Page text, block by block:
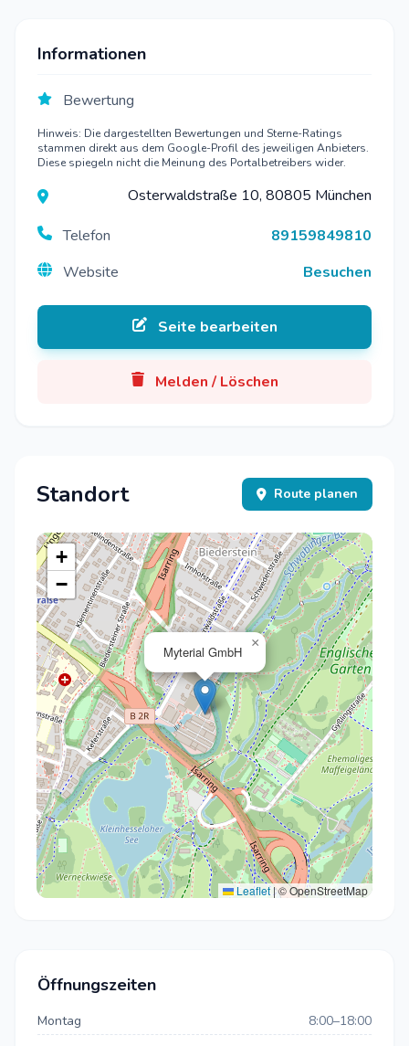
Informationen
Bewertung
Hinweis: Die dargestellten Bewertungen und Sterne-Ratings
stammen direkt aus dem Google-Profil des jeweiligen Anbieters.
Diese spiegeln nicht die Meinung des Portalbetreibers wider.
Osterwaldstraße 10, 80805 München
Telefon
89159849810
Website
Besuchen
Seite bearbeiten
Melden / Löschen
Standort Route planen
Myterial GmbH
×
+
−
Leaflet |© OpenStreetMap
Öffnungszeiten
Montag
8:00–18:00